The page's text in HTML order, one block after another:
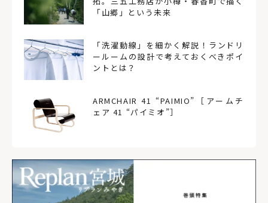
「山郷」という未来
「洗濯動線」を細かく解説！ランドリ
ールームの設計で考えておくべきポイ
ントとは？
ARMCHAIR 41 “PAIMIO”［アームチ
ェア 41 “パイミオ”］